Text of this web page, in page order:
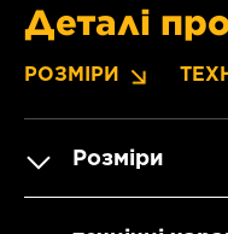
Деталі
РОЗМІРИ
Розміри